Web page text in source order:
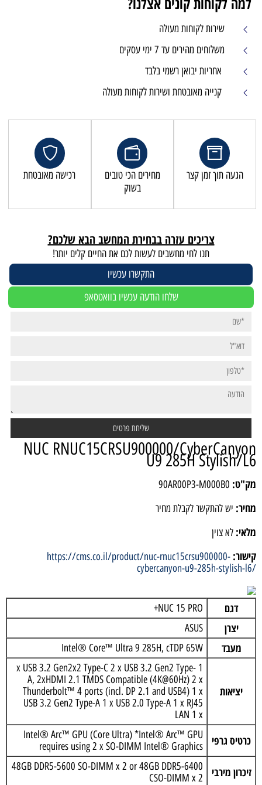
שירות לקוחות מעולה
משלוחים מהירים עד 7 ימי עסקים
אחריות יבואן רשמי בלבד
קנייה מאובטחת ושירות לקוחות מעולה
הגעה תוך זמן קצר
מחירים הכי טובים
בשוק
רכישה מאובטחת
צריכים עזרה בבחירת המחשב הבא שלכם?
תנו לחי מחשבים לעשות לכם את החיים קלים יותר!
התקשרו עכשיו
שלחו הודעה עכשיו בוואטסאפ
NUC RNUC15CRSU900000/CyberCanyon
U9 285H Stylish/L6
מק"ט: 90AR00P3-M000B0
מחיר: יש להתקשר לקבלת מחיר
מלאי: לא צוין
קישור: https://cms.co.il/product/nuc-rnuc15crsu900000-
cybercanyon-u9-285h-stylish-l6/
דגם NUC 15 PRO+
יצרן ASUS
מעבד Intel® Core™ Ultra 9 285H, cTDP 65W
יציאות
1 x USB 3.2 Gen2x2 Type-C 2 x USB 3.2 Gen2 Type-
A, 2xHDMI 2.1 TMDS Compatible (4K@60Hz) 2 x
Thunderbolt™ 4 ports (incl. DP 2.1 and USB4) 1 x
USB 3.2 Gen2 Type-A 1 x USB 2.0 Type-A 1 x RJ45
LAN 1 x
כרטיס גרפי
Intel® Arc™ GPU (Core Ultra) *Intel® Arc™ GPU
requires using 2 x SO-DIMM Intel® Graphics
זיכרון מירבי
48GB DDR5-5600 SO-DIMM x 2 or 48GB DDR5-6400
CSO-DIMM x 2